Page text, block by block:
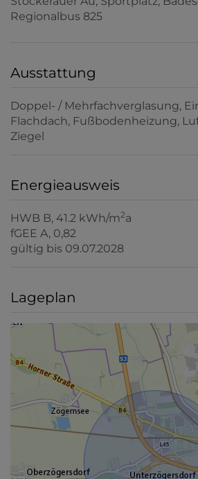
Regionalbus 825
Ausstattung
Doppel- / Mehrfachverglasung
Flachdach Fußbodenheizung
Ziegel
Energieausweis
HWB B, 41.2 kWh/m2a
fGEE A, 0,82
gültig bis 09.07.2028
Lageplan